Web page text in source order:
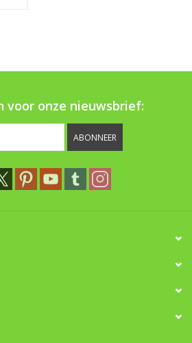
voor onze nieuwsbrief:
ABONNEER